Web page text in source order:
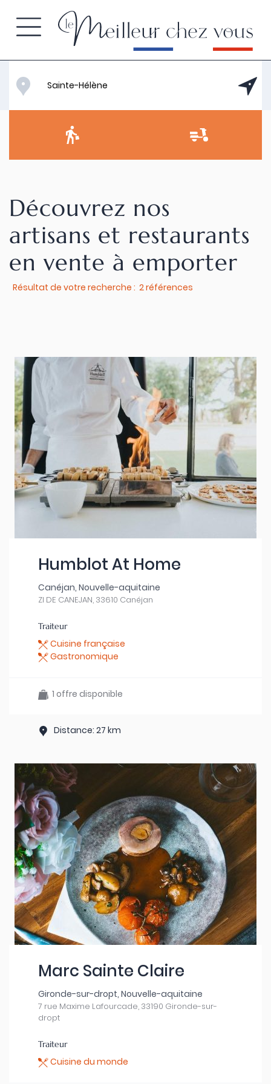
Découvrez nos
artisans et restaurants
en vente à emporter
Résultat de votre recherche : 2 références
Humblot At Home
Canéjan, Nouvelle-aquitaine
ZI DE CANEJAN, 33610 Canéjan
Traiteur
Cuisine française
Gastronomique
1 offre disponible
Distance: 27 km
Marc Sainte Claire
Gironde-sur-dropt, Nouvelle-aquitaine
7 rue Maxime Lafourcade, 33190 Gironde-sur-
dropt
Traiteur
Cuisine du monde